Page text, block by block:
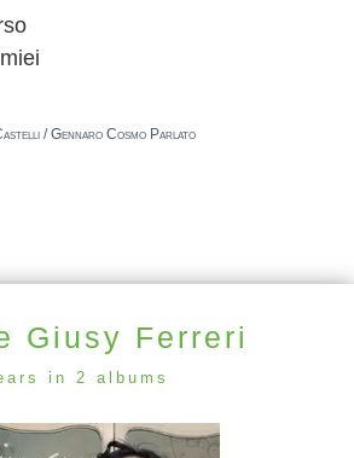
/ Gennaro Cosmo Parlato
Giusy Ferreri
in 2 albums